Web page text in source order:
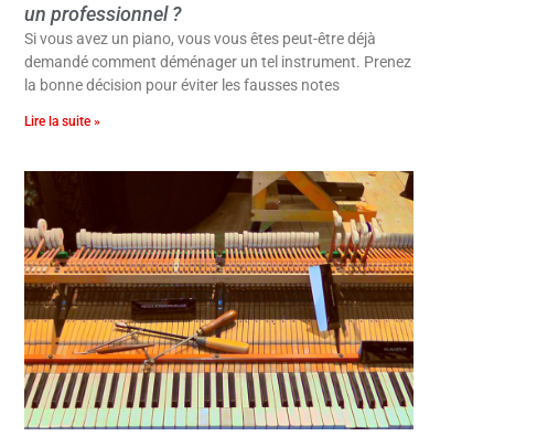
un professionnel ?
Si vous avez un piano, vous vous êtes peut-être déjà
demandé comment déménager un tel instrument. Prenez
la bonne décision pour éviter les fausses notes
Lire la suite »